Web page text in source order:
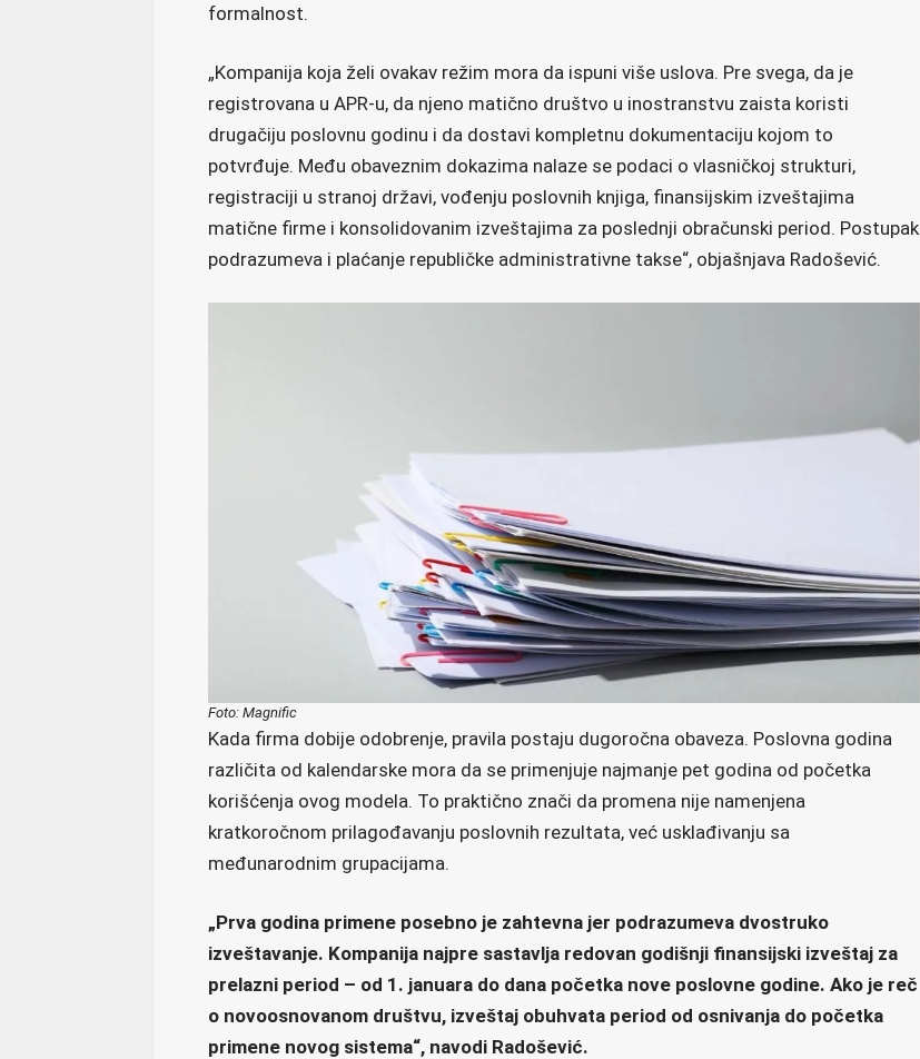
formalnost.
„Kompanija koja želi ovakav režim mora da ispuni više uslova. Pre svega, da je
registrovana u APR-u, da njeno matično društvo u inostranstvu zaista koristi
drugačiju poslovnu godinu i da dostavi kompletnu dokumentaciju kojom to
potvrđuje. Među obaveznim dokazima nalaze se podaci o vlasničkoj strukturi,
registraciji u stranoj državi, vođenju poslovnih knjiga, finansijskim izveštajima
matične firme i konsolidovanim izveštajima za poslednji obračunski period. Postupak
podrazumeva i plaćanje republičke administrativne takse“, objašnjava Radošević.
Foto: Magnific
Kada firma dobije odobrenje, pravila postaju dugoročna obaveza. Poslovna godina
različita od kalendarske mora da se primenjuje najmanje pet godina od početka
korišćenja ovog modela. To praktično znači da promena nije namenjena
kratkoročnom prilagođavanju poslovnih rezultata, već usklađivanju sa
međunarodnim grupacijama.
„Prva godina primene posebno je zahtevna jer podrazumeva dvostruko
izveštavanje. Kompanija najpre sastavlja redovan godišnji finansijski izveštaj za
prelazni period – od 1. januara do dana početka nove poslovne godine. Ako je reč
o novoosnovanom društvu, izveštaj obuhvata period od osnivanja do početka
primene novog sistema“, navodi Radošević.